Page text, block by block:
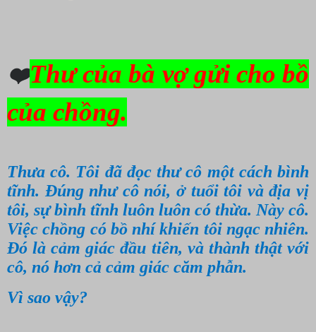
❤️Thư của bà vợ gửi cho bồ
của chồng.
Thưa cô. Tôi đã đọc thư cô một cách bình
tĩnh. Đúng như cô nói, ở tuổi tôi và địa vị
tôi, sự bình tĩnh luôn luôn có thừa. Này cô.
Việc chồng có bồ nhí khiến tôi ngạc nhiên.
Đó là cảm giác đầu tiên, và thành thật với
cô, nó hơn cả cảm giác căm phẫn.
Vì sao vậy?